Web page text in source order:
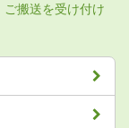
搬送を受け付け